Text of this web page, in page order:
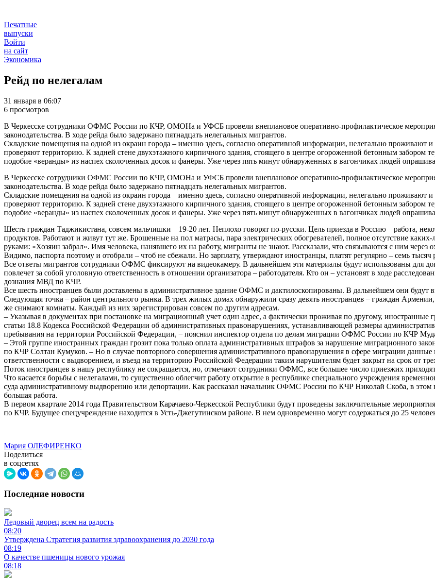
Печатные
выпуски
Войти
на сайт
Экономика
Рейд по нелегалам
31 января в 06:07
6 просмотров
В Черкесске сотрудники ОФМС России по КЧР, ОМОНа и УФСБ провели внеплановое оперативно-профилактическое
законодательства. В ходе рейда было задержано пятнадцать нелегальных мигрантов.
Складские помещения на одной из окраин города – именно здесь, согласно оперативной информации, нелегально
проверяют территорию. К задней стене двухэтажного кирпичного здания, стоящего в центре огороженной бетонным забором
подобие «веранды» из наспех сколоченных досок и фанеры. Уже через пять минут обнаруженных в вагончиках людей
В Черкесске сотрудники ОФМС России по КЧР, ОМОНа и УФСБ провели внеплановое оперативно-профилактическое
законодательства. В ходе рейда было задержано пятнадцать нелегальных мигрантов.
Складские помещения на одной из окраин города – именно здесь, согласно оперативной информации, нелегально
проверяют территорию. К задней стене двухэтажного кирпичного здания, стоящего в центре огороженной бетонным забором
подобие «веранды» из наспех сколоченных досок и фанеры. Уже через пять минут обнаруженных в вагончиках людей
Шесть граждан Таджикистана, совсем мальчишки – 19-20 лет. Неплохо говорят по-русски. Цель приезда в Россию – работа,
продуктов. Работают и живут тут же. Брошенные на пол матрасы, пара электрических обогревателей, полное отсутствие
руками: «Хозяин забрал». Имя человека, нанявшего их на работу, мигранты не знают. Рассказали, что связываются с ним через
Видимо, паспорта поэтому и отобрали – чтоб не сбежали. Но зарплату, утверждают иностранцы, платят регулярно – семь тысяч
Все ответы мигрантов сотрудники ОФМС фиксируют на видеокамеру. В дальнейшем эти материалы будут использованы для
повлечет за собой уголовную ответственность в отношении организатора – работодателя. Кто он – установят в ходе
дознания МВД по КЧР.
Все шесть иностранцев были доставлены в административное здание ОФМС и дактилоскопированы. В дальнейшем они будут
Следующая точка – район центрального рынка. В трех жилых домах обнаружили сразу девять иностранцев – граждан
же снимают комнаты. Каждый из них зарегистрирован совсем по другим адресам.
– Указывая в документах при постановке на миграционный учет один адрес, а фактически проживая по другому, иностранные
статьи 18.8 Кодекса Российской Федерации об административных правонарушениях, устанавливающей размеры
пребывания на территории Российской Федерации, – пояснил инспектор отдела по делам миграции ОФМС России по КЧР
– Этой группе иностранных граждан грозит пока только оплата административных штрафов за нарушение миграционного
по КЧР Солтан Кумуков. – Но в случае повторного совершения административного правонарушения в сфере миграции
ответственности с выдворением, и въезд на территорию Российской Федерации таким нарушителям будет закрыт на срок от
Поток иностранцев в нашу республику не сокращается, но, отмечают сотрудники ОФМС, все большее число приезжих
Что касается борьбы с нелегалами, то существенно облегчит работу открытие в республике специального учреждения
суда административному выдворению или депортации. Как рассказал начальник ОФМС России по КЧР Николай Скоба, в этом
большая работа.
В первом квартале 2014 года Правительством Карачаево-Черкесской Республики будут проведены заключительные
по КЧР. Будущее спецучреждение находится в Усть-Джегутинском районе. В нем одновременно могут содержаться до 25
Мария ОЛЕФИРЕНКО
Поделиться
в соцсетях
Последние новости
Ледовый дворец всем на радость
08:20
Утверждена Стратегия развития здравоохранения до 2030 года
08:19
О качестве пшеницы нового урожая
08:18